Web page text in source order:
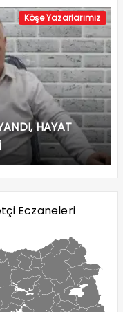
Köşe Yazarlarımız
HAYAT